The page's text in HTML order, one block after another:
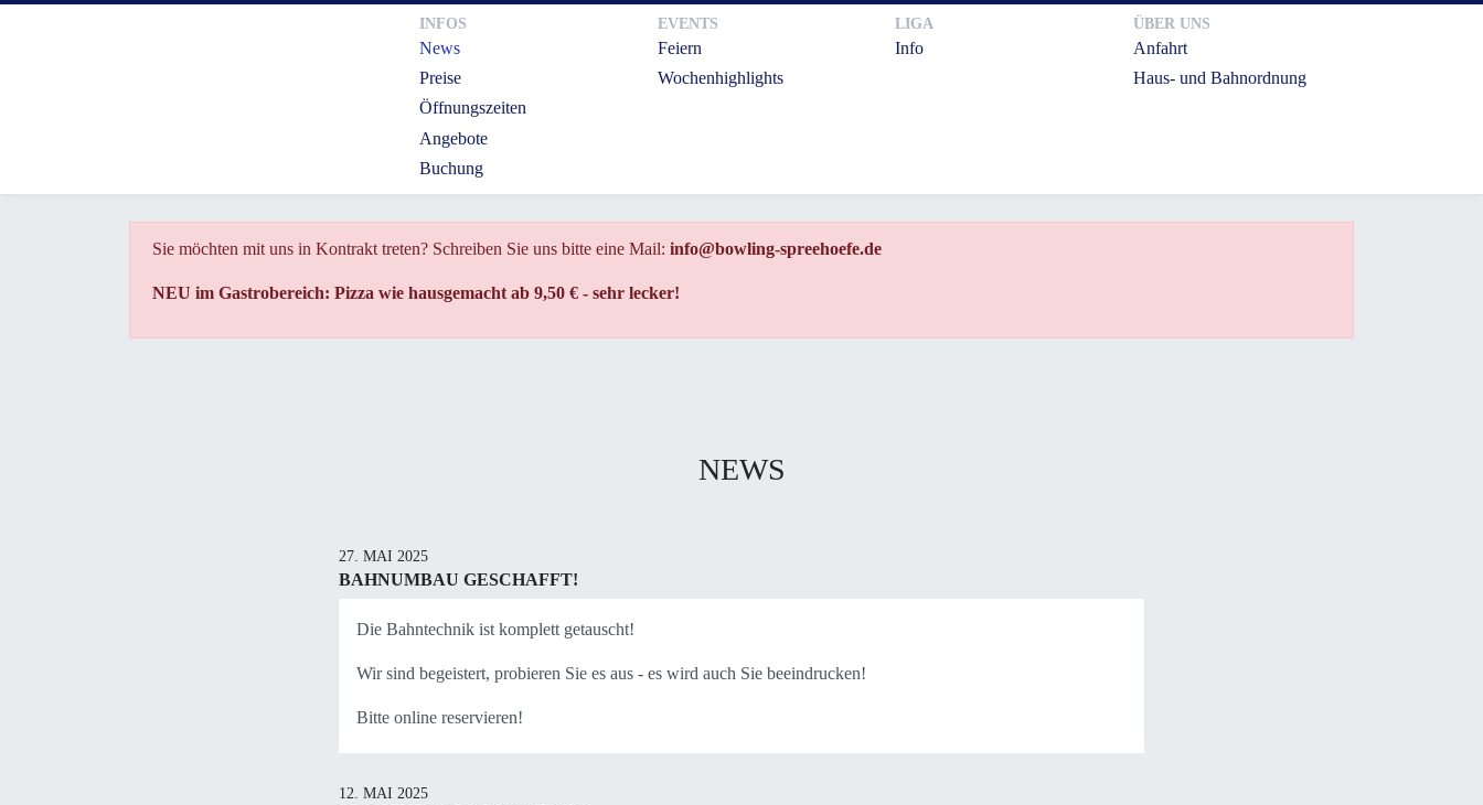
INFOS
News
Preise
Öffnungszeiten
Angebote
Buchung
EVENTS
Feiern
Wochenhighlights
LIGA
Info
ÜBER UNS
Anfahrt
Haus- und Bahnordnung
Sie möchten mit uns in Kontrakt treten? Schreiben Sie uns bitte eine Mail: info@bowling-spreehoefe.de
NEU im Gastrobereich: Pizza wie hausgemacht ab 9,50 € - sehr lecker!
NEWS
27. MAI 2025
BAHNUMBAU GESCHAFFT!
Die Bahntechnik ist komplett getauscht!
Wir sind begeistert, probieren Sie es aus - es wird auch Sie beeindrucken!
Bitte online reservieren!
12. MAI 2025